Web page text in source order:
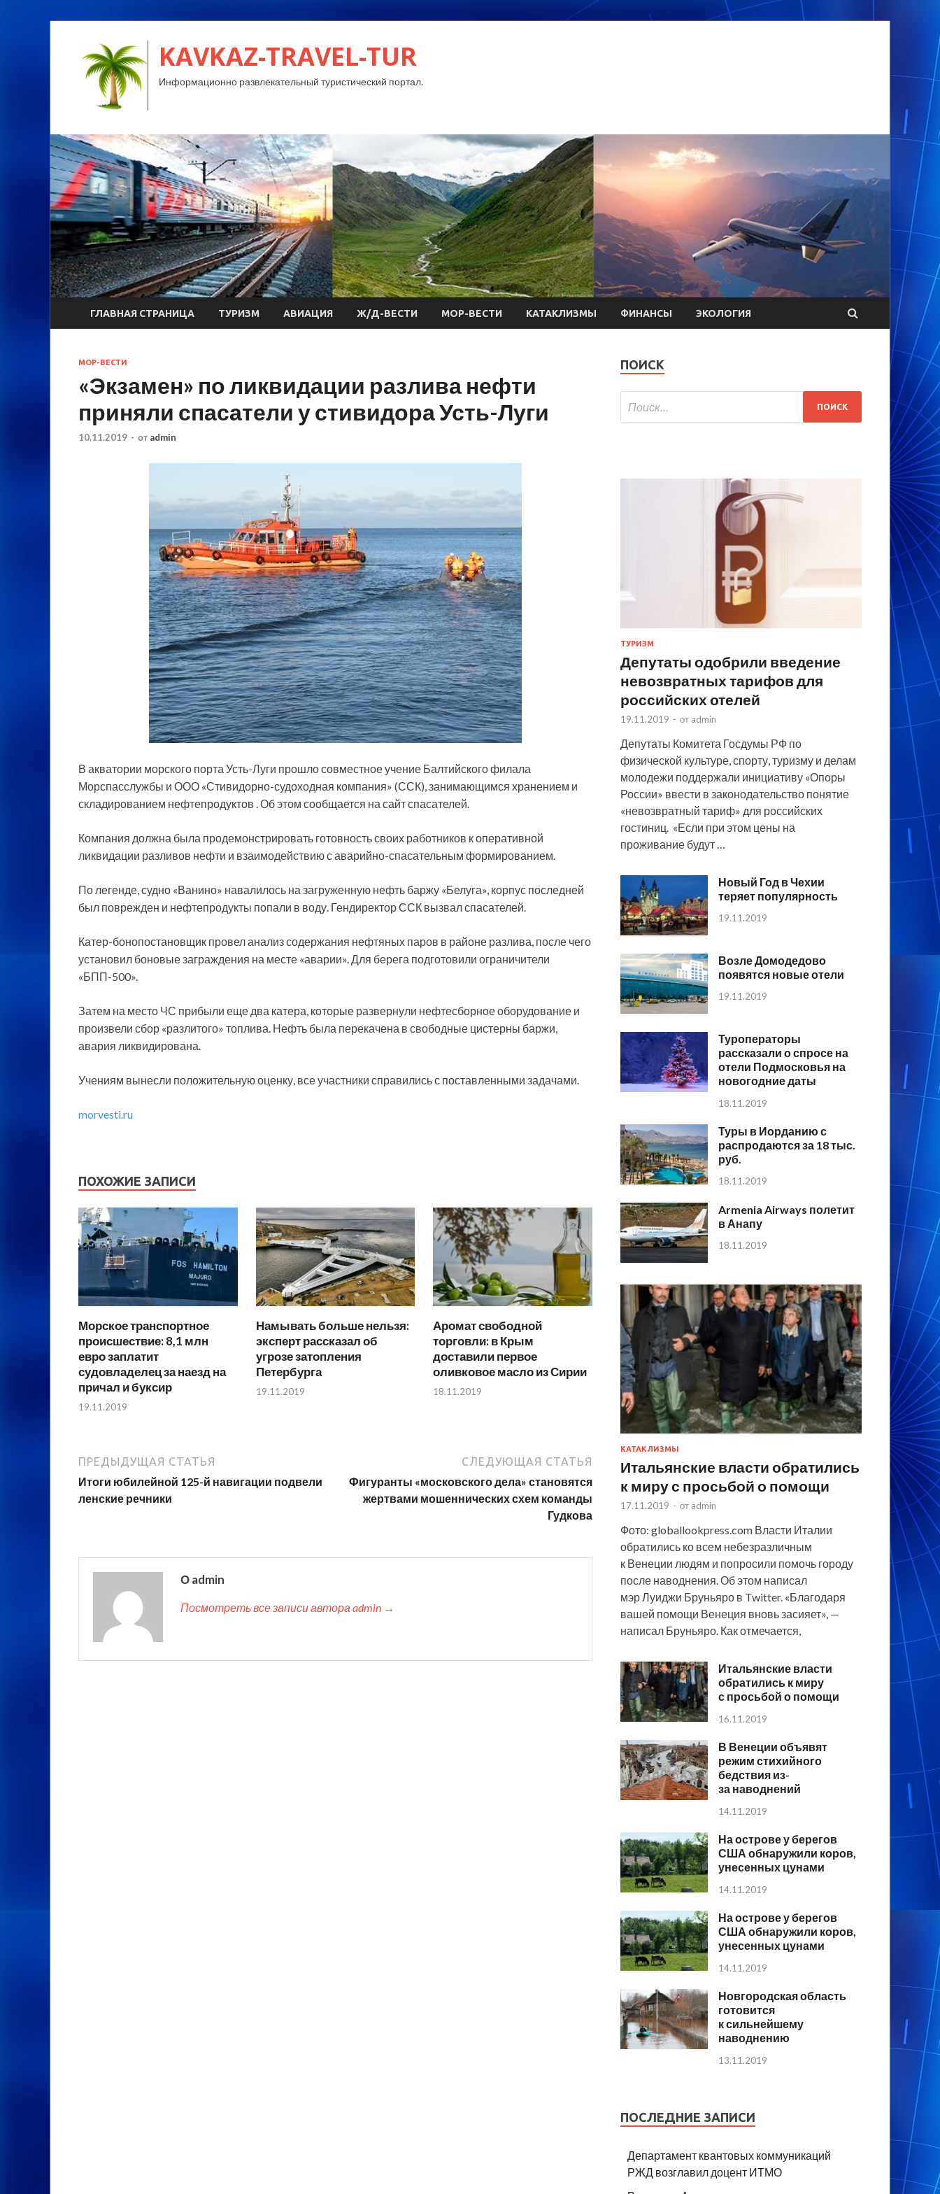
KAVKAZ-TRAVEL-TUR
Информационно развлекательный туристический портал.
ГЛАВНАЯ СТРАНИЦА ТУРИЗМ АВИАЦИЯ Ж/Д-ВЕСТИ МОР-ВЕСТИ КАТАКЛИЗМЫ ФИНАНСЫ ЭКОЛОГИЯ
МОР-ВЕСТИ
«Экзамен» по ликвидации разлива нефти
приняли спасатели у стивидора Усть-Луги
10.11.2019 - от admin
В акватории морского порта Усть-Луги прошло совместное учение Балтийского филала
Морспасслужбы и ООО «Стивидорно-судоходная компания» (ССК), занимающимся хранением и
складированием нефтепродуктов . Об этом сообщается на сайт спасателей.
Компания должна была продемонстрировать готовность своих работников к оперативной
ликвидации разливов нефти и взаимодействию с аварийно-спасательным формированием.
По легенде, судно «Ванино» навалилось на загруженную нефть баржу «Белуга», корпус последней
был поврежден и нефтепродукты попали в воду. Гендиректор ССК вызвал спасателей.
Катер-бонопостановщик провел анализ содержания нефтяных паров в районе разлива, после чего
установил боновые заграждения на месте «аварии». Для берега подготовили ограничители
«БПП-500».
Затем на место ЧС прибыли еще два катера, которые развернули нефтесборное оборудование и
произвели сбор «разлитого» топлива. Нефть была перекачена в свободные цистерны баржи,
авария ликвидирована.
Учениям вынесли положительную оценку, все участники справились с поставленными задачами.
morvesti.ru
ПОХОЖИЕ ЗАПИСИ
Морское транспортное
происшествие: 8,1 млн
евро заплатит
судовладелец за наезд на
причал и буксир
19.11.2019
Намывать больше нельзя:
эксперт рассказал об
угрозе затопления
Петербурга
19.11.2019
Аромат свободной
торговли: в Крым
доставили первое
оливковое масло из Сирии
18.11.2019
ПРЕДЫДУЩАЯ СТАТЬЯ
Итоги юбилейной 125-й навигации подвели
ленские речники
СЛЕДУЮЩАЯ СТАТЬЯ
Фигуранты «московского дела» становятся
жертвами мошеннических схем команды
Гудкова
О admin
Посмотреть все записи автора admin →
ПОИСК
ТУРИЗМ
Депутаты одобрили введение
невозвратных тарифов для
российских отелей
19.11.2019 - от admin
Депутаты Комитета Госдумы РФ по
физической культуре, спорту, туризму и делам
молодежи поддержали инициативу «Опоры
России» ввести в законодательство понятие
«невозвратный тариф» для российских
гостиниц. «Если при этом цены на
проживание будут …
Новый Год в Чехии
теряет популярность
19.11.2019
Возле Домодедово
появятся новые отели
19.11.2019
Туроператоры
рассказали о спросе на
отели Подмосковья на
новогодние даты
18.11.2019
Туры в Иорданию с
распродаются за 18 тыс.
руб.
18.11.2019
Armenia Airways полетит
в Анапу
18.11.2019
КАТАКЛИЗМЫ
Итальянские власти обратились
к миру с просьбой о помощи
17.11.2019 - от admin
Фото: globallookpress.com Власти Италии
обратились ко всем небезразличным
к Венеции людям и попросили помочь городу
после наводнения. Об этом написал
мэр Луиджи Бруньяро в Twitter. «Благодаря
вашей помощи Венеция вновь засияет», —
написал Бруньяро. Как отмечается,
Итальянские власти
обратились к миру
с просьбой о помощи
16.11.2019
В Венеции объявят
режим стихийного
бедствия из-
за наводнений
14.11.2019
На острове у берегов
США обнаружили коров,
унесенных цунами
14.11.2019
На острове у берегов
США обнаружили коров,
унесенных цунами
14.11.2019
Новгородская область
готовится
к сильнейшему
наводнению
13.11.2019
ПОСЛЕДНИЕ ЗАПИСИ
Департамент квантовых коммуникаций
РЖД возглавил доцент ИТМО